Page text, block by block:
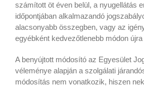
számított öt éven belül, a nyugellátás
időpontjában alkalmazandó
alacsonyabb összegben, vagy az
egyébként kedvezőtlenebb módon
A benyújtott módosító az Egyesület
véleménye alapján a szolgálati
módosítás nem vonatkozik, hiszen